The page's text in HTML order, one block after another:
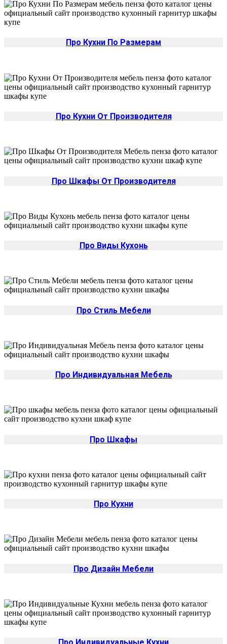
Про Кухни По Размерам
Про Кухни От Производителя
Про Шкафы От Производителя
Про Виды Кухонь
Про Стиль Мебели
Про Индивидуальная Мебель
Про Шкафы
Про Кухни
Про Дизайн Мебели